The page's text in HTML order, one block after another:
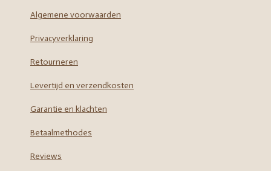
o
k
g
a
Algemene voorwaarden
Privacyverklaring
Retourneren
Levertijd en verzendkosten
Garantie en klachten
Betaalmethodes
Reviews